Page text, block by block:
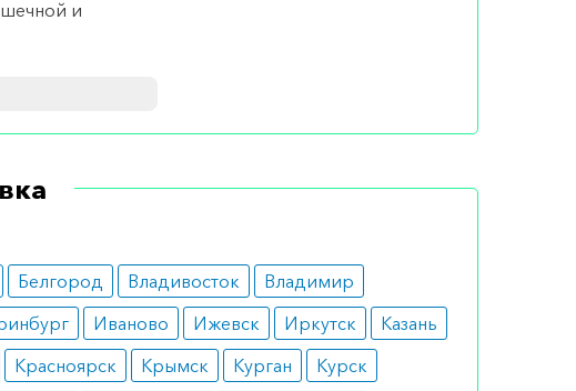
и
его
по одной
Белгород Владивосток
Владимир
Иваново Ижевск Иркутск
Казань
Красноярск Крымск Курган
Курск